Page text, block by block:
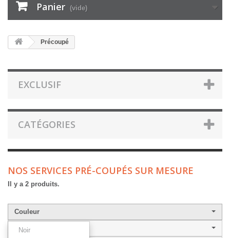
Panier (vide)
Précoupé
EXCLUSIF
CATÉGORIES
NOS SERVICES PRÉ-COUPÉS SUR MESURE
Il y a 2 produits.
Couleur
Noir
Largeur de baguette